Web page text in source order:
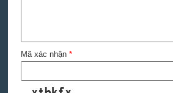
Mã xác nhận *